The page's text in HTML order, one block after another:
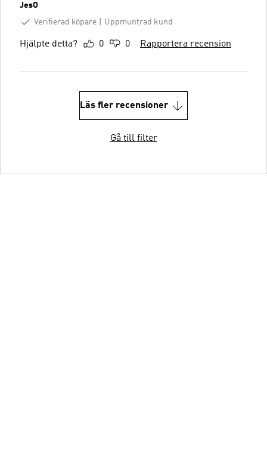
JesO
Verifierad köpare
Uppmuntrad kund
Hjälpte detta? 0 0 Rapportera recension
Läs fler recensioner
Gå till filter